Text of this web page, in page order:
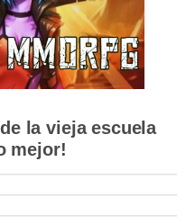
la vieja escuela
mejor!